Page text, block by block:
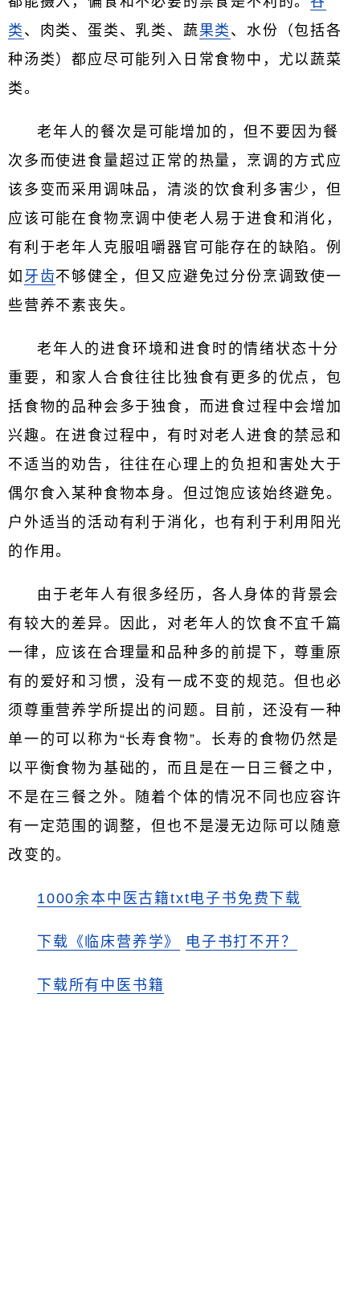
类 、肉类、蛋类、乳类、蔬果类 、水份（包括各
种汤类）都应尽可能列入日常食物中，尤以蔬菜
类。
老年人的餐次是可能增加的，但不要因为餐
次多而使进食量超过正常的热量，烹调的方式应
该多变而采用调味品，清淡的饮食利多害少，但
应该可能在食物烹调中使老人易于进食和消化，
有利于老年人克服咀嚼器官可能存在的缺陷。例
如 牙齿不够健全，但又应避免过分份烹调致使一
些营养不素丧失。
老年人的进食环境和进食时的情绪状态十分
重要，和家人合食往往比独食有更多的优点，包
括食物的品种会多于独食，而进食过程中会增加
兴趣。在进食过程中，有时对老人进食的禁忌和
不适当的劝告，往往在心理上的负担和害处大于
偶尔食入某种食物本身。但过饱应该始终避免。
户外适当的活动有利于消化，也有利于利用阳光
的作用。
由于老年人有很多经历，各人身体的背景会
有较大的差异。因此，对老年人的饮食不宜千篇
一律，应该在合理量和品种多的前提下，尊重原
有的爱好和习惯，没有一成不变的规范。但也必
须尊重营养学所提出的问题。目前，还没有一种
单一的可以称为“长寿食物”。长寿的食物仍然是
以平衡食物为基础的，而且是在一日三餐之中，
不是在三餐之外。随着个体的情况不同也应容许
有一定范围的调整，但也不是漫无边际可以随意
改变的。
1000余本中医古籍txt电子书免费下载
下载《临床营养学》 电子书打不开？
下载所有中医书籍